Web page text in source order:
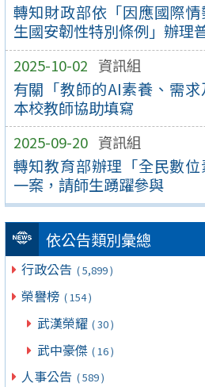
轉知財政部依「因應國際
生國安韌性特別條例」辦理
2025-10-02 資訊組
有關「教師的AI素養、需
本校教師協助填寫
2025-09-20 資訊組
轉知教育部辦理「全民數
一案，請師生踴躍參與
依公告類別彙總
行政公告 ( 5,899 )
榮譽榜 ( 154 )
武漢榮耀 ( 30 )
武中豪傑 ( 16 )
人事公告 ( 589 )